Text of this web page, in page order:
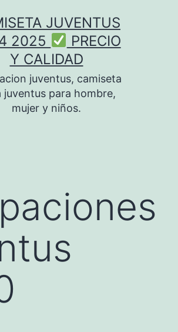
JUVENTUS
2025
PRECIO
Y CALIDAD
juventus, camiseta
juventus para hombre,
mujer y niños.